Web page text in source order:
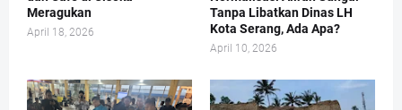
Meragukan
April 18, 2026
Tanpa Libatkan Dinas LH
Kota Serang, Ada Apa?
April 10, 2026